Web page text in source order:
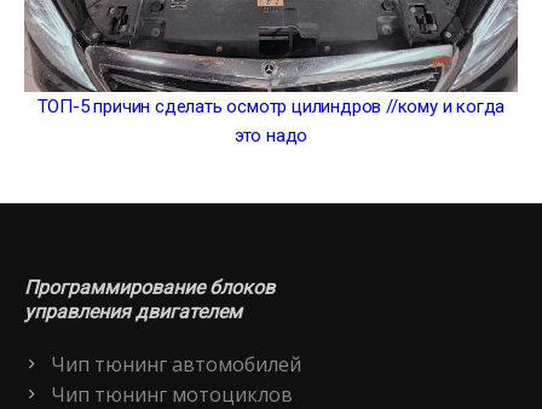
ТОП-5 причин сделать осмотр цилиндров //кому и когда
это надо
Программирование блоков
управления двигателем
Чип тюнинг автомобилей
Чип тюнинг мотоциклов